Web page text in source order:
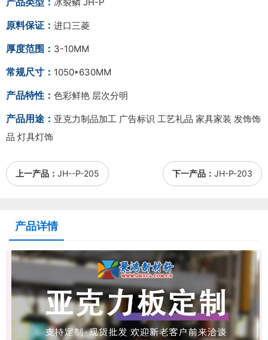
原料保证： 进口三菱
厚度范围： 3-10MM
常规尺寸： 1050*630MM
产品特性： 色彩鲜艳 层次分明
产品用途： 亚克力制品加工 广告标识 工艺礼品 家具家装 发饰饰
品 灯具灯饰
上一产品： JH--P-205 下一产品： JH-P-203
产品详情